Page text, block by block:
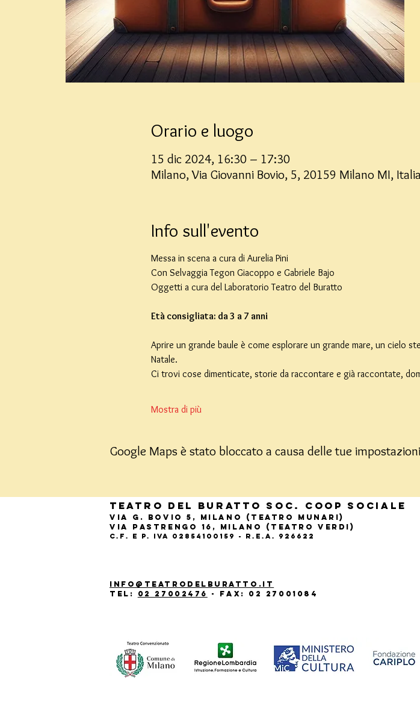
Orario e luogo
15 dic 2024, 16:30 – 17:30
Milano, Via Giovanni Bovio, 5, 20159 Milano MI, Italia
Info sull'evento
Messa in scena a cura di Aurelia Pini
Con Selvaggia Tegon Giacoppo e Gabriele Bajo
Oggetti a cura del Laboratorio Teatro del Buratto
Età consigliata: da 3 a 7 anni
Aprire un grande baule è come esplorare un grande mare, un cielo
Natale.
Ci trovi cose dimenticate, storie da raccontare e già raccontate,
Mostra di più
Google Maps è stato bloccato a causa delle tue
Teatro del Buratto Soc. Coop sociale
Via G. Bovio 5, Milano (Teatro Munari)
Via Pastrengo 16, Milano (Teatro Verdi)
C.F. e P. Iva 02854100159 - R.E.A. 926622
info@teatrodelburatto.it
Tel: 02 27002476 - Fax: 02 27001084